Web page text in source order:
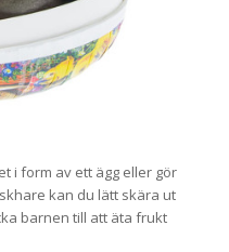
i form av ett ägg eller gör
kan du lätt skära ut
barnen till att äta frukt